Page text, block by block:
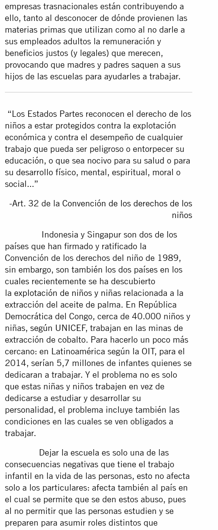
empresas trasnacionales están contribuyendo a
ello, tanto al desconocer de dónde provienen las
materias primas que utilizan como al no darle a
sus empleados adultos la remuneración y
beneficios justos (y legales) que merecen,
provocando que madres y padres saquen a sus
hijos de las escuelas para ayudarles a trabajar.
“Los Estados Partes reconocen el derecho de los
niños a estar protegidos contra la explotación
económica y contra el desempeño de cualquier
trabajo que pueda ser peligroso o entorpecer su
educación, o que sea nocivo para su salud o para
su desarrollo físico, mental, espiritual, moral o
social...”
-Art. 32 de laConvención de los derechos de los
niños
Indonesia y Singapur son dos de los
países que han firmado y ratificado la
Convención de los derechos del niño de 1989,
sin embargo, son también los dos países en los
cuales recientemente se ha descubierto
la explotación de niños y niñas relacionada a la
extracción del aceite de palma. En República
Democrática del Congo, cerca de 40.000 niños y
niñas, según UNICEF, trabajan en las minas de
extracción de cobalto. Para hacerlo un poco más
cercano: en Latinoamérica según la OIT, para el
2014, serían 5,7 millones de infantes quienes se
dedicaran a trabajar. Y el problema no es solo
que estas niñas y niños trabajen en vez de
dedicarse a estudiar y desarrollar su
personalidad, el problema incluye también las
condiciones en las cuales se ven obligados a
trabajar.
Dejar la escuela es solo una de las
consecuencias negativas que tiene el trabajo
infantil en la vida de las personas, esto no afecta
solo a los particulares: afecta también al país en
el cual se permite que se den estos abuso, pues
al no permitir que las personas estudien y se
preparen para asumir roles distintos que